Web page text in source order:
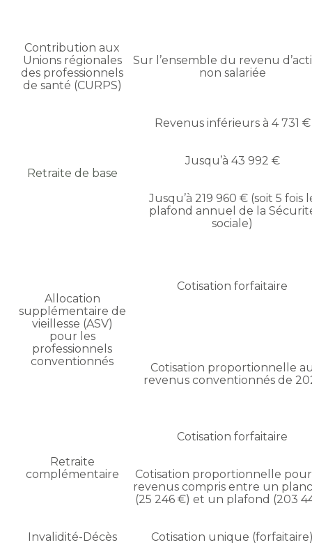
Contribution aux
Unions régionales
des professionnels
de santé (CURPS)
Sur l’ensemble du revenu
non salariée
Retraite de base
Revenus inférieurs à 4 731 €
Jusqu’à 43 992 €
Jusqu’à 219 960 € (soit 5 fois
plafond annuel de la
sociale)
Allocation
supplémentaire de
vieillesse (ASV)
pour les
professionnels
conventionnés
Cotisation forfaitaire
Cotisation proportionnelle
revenus conventionnés de
Retraite
complémentaire
Cotisation forfaitaire
Cotisation proportionnelle
revenus compris entre un
(25 246 €) et un plafond (203
Invalidité-Décès Cotisation unique